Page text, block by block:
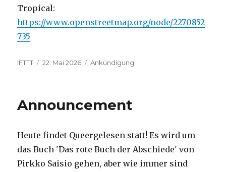
Tropical:
https://www.openstreetmap.org/node/2270852
735
Autor
IFTTT
Veröffentlicht
22. Mai 2026 Kategorien
Ankündigung
Announcement
Heute findet Queergelesen statt! Es wird um
das Buch 'Das rote Buch der Abschiede' von
Pirkko Saisio gehen, aber wie immer sind